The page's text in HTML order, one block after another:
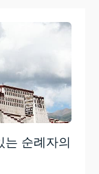
는 순례자의